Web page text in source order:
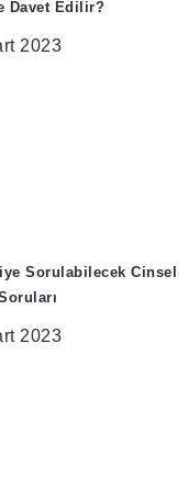
Davet Edilir?
2023
Sorulabilecek Cinsel
2023